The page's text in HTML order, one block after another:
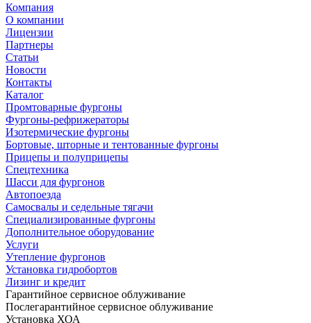
Компания
О компании
Лицензии
Партнеры
Статьи
Новости
Контакты
Каталог
Промтоварные фургоны
Фургоны-рефрижераторы
Изотермические фургоны
Бортовые, шторные и тентованные фургоны
Прицепы и полуприцепы
Спецтехника
Шасси для фургонов
Автопоезда
Самосвалы и седельные тягачи
Специализированные фургоны
Дополнительное оборудование
Услуги
Утепление фургонов
Установка гидробортов
Лизинг и кредит
Гарантийное сервисное облуживание
Послегарантийное сервисное облуживание
Установка ХОА